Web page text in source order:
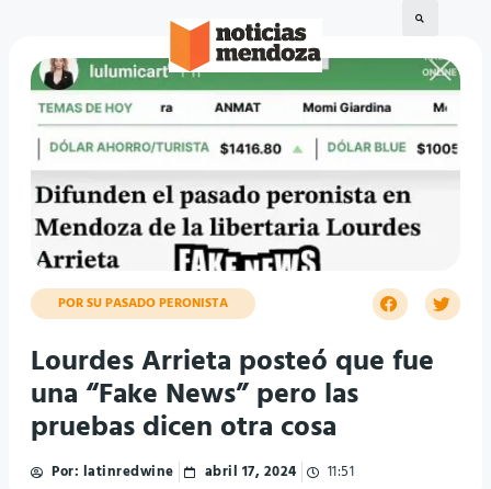
POR SU PASADO PERONISTA
Lourdes Arrieta posteó que fue
una “Fake News” pero las
pruebas dicen otra cosa
Por: latinredwine abril 17, 2024 11:51